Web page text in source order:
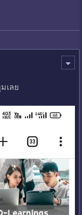
เลย